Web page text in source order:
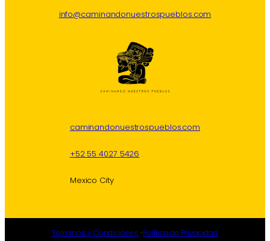
info@caminandonuestrospueblos.com
caminandonuestrospueblos.com
+52 55 4027 5426
Mexico City
Términos y Condiciones ·Política de Privacidad